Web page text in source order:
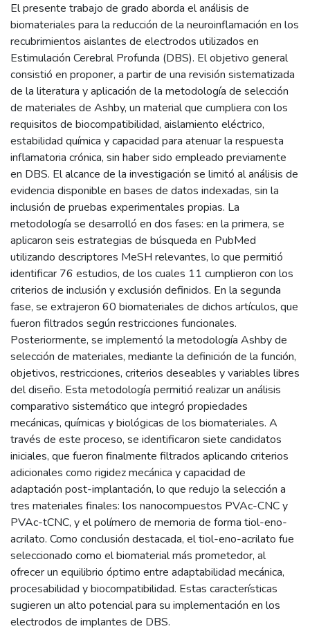
El presente trabajo de grado aborda el análisis de
biomateriales para la reducción de la neuroinflamación en los
recubrimientos aislantes de electrodos utilizados en
Estimulación Cerebral Profunda (DBS). El objetivo general
consistió en proponer, a partir de una revisión sistematizada
de la literatura y aplicación de la metodología de selección
de materiales de Ashby, un material que cumpliera con los
requisitos de biocompatibilidad, aislamiento eléctrico,
estabilidad química y capacidad para atenuar la respuesta
inflamatoria crónica, sin haber sido empleado previamente
en DBS. El alcance de la investigación se limitó al análisis de
evidencia disponible en bases de datos indexadas, sin la
inclusión de pruebas experimentales propias. La
metodología se desarrolló en dos fases: en la primera, se
aplicaron seis estrategias de búsqueda en PubMed
utilizando descriptores MeSH relevantes, lo que permitió
identificar 76 estudios, de los cuales 11 cumplieron con los
criterios de inclusión y exclusión definidos. En la segunda
fase, se extrajeron 60 biomateriales de dichos artículos, que
fueron filtrados según restricciones funcionales.
Posteriormente, se implementó la metodología Ashby de
selección de materiales, mediante la definición de la función,
objetivos, restricciones, criterios deseables y variables libres
del diseño. Esta metodología permitió realizar un análisis
comparativo sistemático que integró propiedades
mecánicas, químicas y biológicas de los biomateriales. A
través de este proceso, se identificaron siete candidatos
iniciales, que fueron finalmente filtrados aplicando criterios
adicionales como rigidez mecánica y capacidad de
adaptación post-implantación, lo que redujo la selección a
tres materiales finales: los nanocompuestos PVAc-CNC y
PVAc-tCNC, y el polímero de memoria de forma tiol-eno-
acrilato. Como conclusión destacada, el tiol-eno-acrilato fue
seleccionado como el biomaterial más prometedor, al
ofrecer un equilibrio óptimo entre adaptabilidad mecánica,
procesabilidad y biocompatibilidad. Estas características
sugieren un alto potencial para su implementación en los
electrodos de implantes de DBS.